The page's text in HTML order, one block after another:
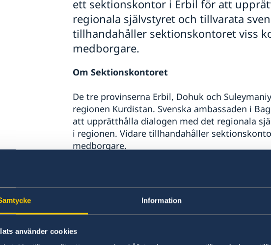
Information
använder cookies
ett sektionskontor i Erbil för att
regionala självstyret och tillvarata
tillhandahåller sektionskontoret viss
medborgare.
Om Sektionskontoret
De tre provinserna Erbil, Dohuk och
regionen Kurdistan. Svenska ambassaden i
att upprätthålla dialogen med det regionala
i regionen. Vidare tillhandahåller
medborgare.
Alla ansökningar om pass görs på
Du kan be att få hämta ut ditt pass på Sektions